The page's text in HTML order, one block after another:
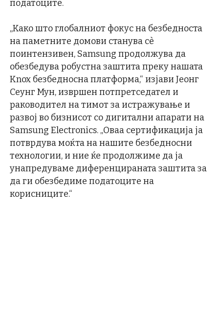
податоците.
„Како што глобалниот фокус на безбедноста
на паметните домови станува сè
поинтензивен, Samsung продолжува да
обезбедува робустна заштита преку нашата
Knox безбедносна платформа,“ изјави Јеонг
Сеунг Мун, извршен потпретседател и
раководител на тимот за истражување и
развој во бизнисот со дигитални апарати на
Samsung Electronics. „Оваа сертификација ја
потврдува моќта на нашите безбедносни
технологии, и ние ќе продолжиме да ја
унапредуваме диференцираната заштита за
да ги обезбедиме податоците на
корисниците.“